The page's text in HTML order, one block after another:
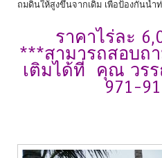
ถมดินให้สูงขึ้นจากเดิม เพื่อป้องกันน้ำ
ราคาไร่ละ
***สามารถสอบถ
เติมได้ที่ คุณ วร
971-